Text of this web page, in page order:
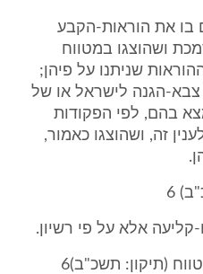
בו את הוראות-הקבע
ושהוצגו במטווח
שניתנו על פיהן;
צבא-הגנה לישראל או של
בהם, לפי הפקודות
זה, ושהוצגו כאמור,
אלא על פי רשיון.